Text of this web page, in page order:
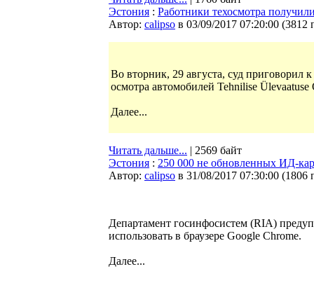
Эстония : Работники техосмотра
Автор: calipso в 03/09/2017 07:20:00 (3812
Во вторник, 29 августа, суд приговорил
осмотра автомобилей Tehnilise
Далее...
Читать дальше... | 2569 байт
Эстония : 250 000 не обновленных ИД-
Автор: calipso в 31/08/2017 07:30:00 (1806
Департамент госинфосистем (RIA)
использовать в браузере Google Chrome.
Далее...